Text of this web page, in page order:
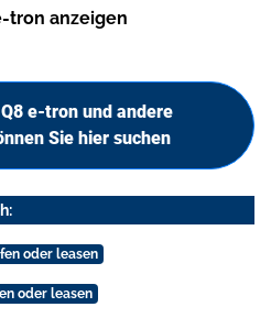
tron anzeigen
e-tron und andere
Sie hier suchen
oder leasen
oder leasen